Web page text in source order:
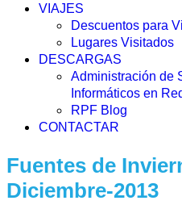
VIAJES
Descuentos para
Lugares Visitados
DESCARGAS
Administración de
Informáticos en
RPF Blog
CONTACTAR
Fuentes de
Diciembre-2013